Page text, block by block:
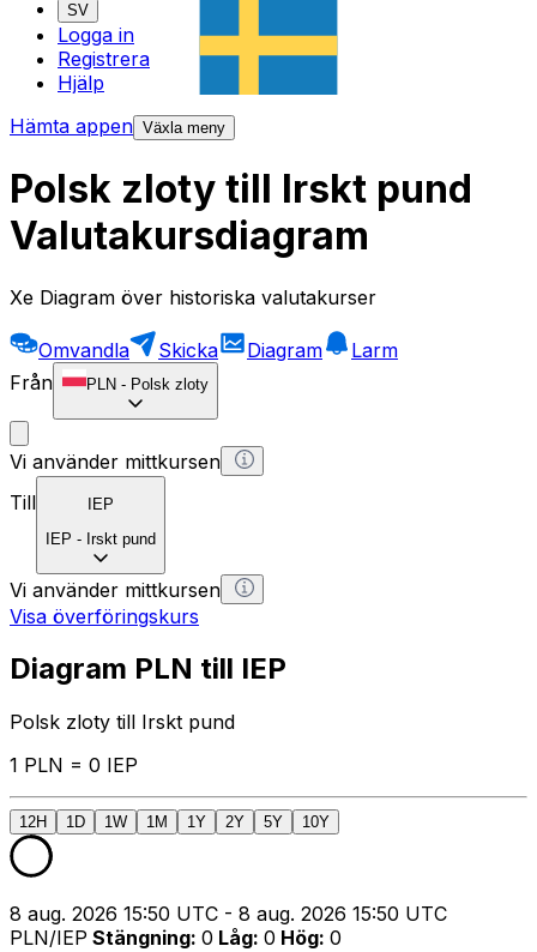
SV
Logga in
Registrera
Hjälp
Hämta appen Växla meny
Polsk zloty till Irskt pund
Valutakursdiagram
Xe Diagram över historiska valutakurser
Omvandla Skicka Diagram
Larm
Från
PLN - Polsk zloty
Vi använder mittkursen
Till
IEP
IEP - Irskt pund
Vi använder mittkursen
Visa överföringskurs
Diagram PLN till IEP
Polsk zloty till Irskt pund
1 PLN = 0 IEP
12H 1D 1W 1M 1Y 2Y 5Y 10Y
8 aug. 2026 15:50 UTC - 8 aug. 2026 15:50 UTC
PLN/IEP Stängning: 0 Låg: 0 Hög: 0